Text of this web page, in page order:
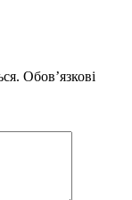
Обов’язкові